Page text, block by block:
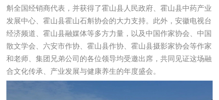
斛全国经销商代表，并获得了霍山县人民政府、霍山县中药产业
发展中心、霍山县霍山石斛协会的大力支持。此外，安徽电视台
经济频道、霍山县融媒体等多方力量，以及中国作家协会、中国
散文学会、六安市作协、霍山县作协、霍山县摄影家协会等作家
和老师、集团兄弟公司的各位领导均受邀出席，共同见证这场融
合文化传承、产业发展与健康养生的年度盛会。